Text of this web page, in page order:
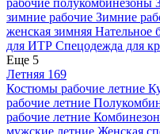
рабочие полукомбинезоны
зимние рабочие Зимние
женская зимняя Нательное
для ИТР Спецодежда для
Еще 5
Летняя 169
Костюмы рабочие летние
рабочие летние
рабочие летние
мужские летние Женская